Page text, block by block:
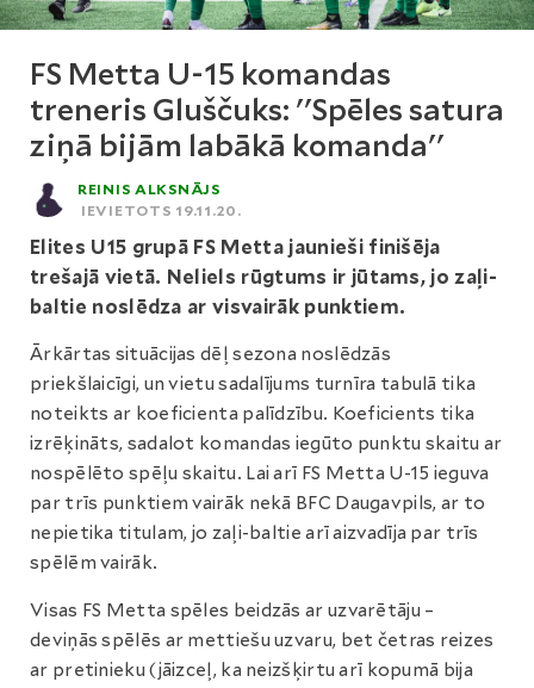
FS Metta U-15 komandas
treneris Gluščuks: ''Spēles satura
ziņā bijām labākā komanda''
REINIS ALKSNĀJS
IEVIETOTS 19.11.20.
Elites U15 grupā FS Metta jaunieši finišēja
trešajā vietā. Neliels rūgtums ir jūtams, jo zaļi-
baltie noslēdza ar visvairāk punktiem.
Ārkārtas situācijas dēļ sezona noslēdzās
priekšlaicīgi, un vietu sadalījums turnīra tabulā tika
noteikts ar koeficienta palīdzību. Koeficients tika
izrēķināts, sadalot komandas iegūto punktu skaitu ar
nospēlēto spēļu skaitu. Lai arī FS Metta U-15 ieguva
par trīs punktiem vairāk nekā BFC Daugavpils, ar to
nepietika titulam, jo zaļi-baltie arī aizvadīja par trīs
spēlēm vairāk.
Visas FS Metta spēles beidzās ar uzvarētāju –
deviņās spēlēs ar mettiešu uzvaru, bet četras reizes
ar pretinieku (jāizceļ, ka neizšķirtu arī kopumā bija